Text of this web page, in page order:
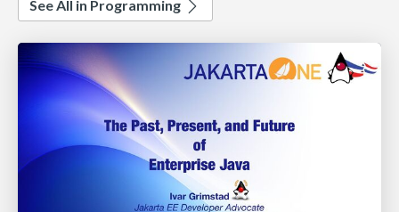
See All in Programming